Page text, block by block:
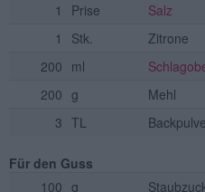
1
Prise
Salz
1
Stk.
Zitrone
200 ml
200 g
Mehl
3 TL
Für den Guss
100 g